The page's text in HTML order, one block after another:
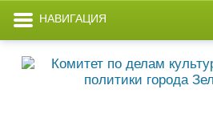
НАВИГАЦИЯ